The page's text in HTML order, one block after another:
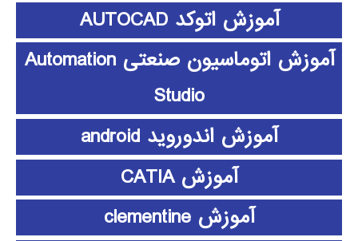
آموزش اتوکد AUTOCAD
آموزش اتوماسیون صنعتی Automation
Studio
آموزش اندوروید android
آموزش CATIA
آموزش clementine